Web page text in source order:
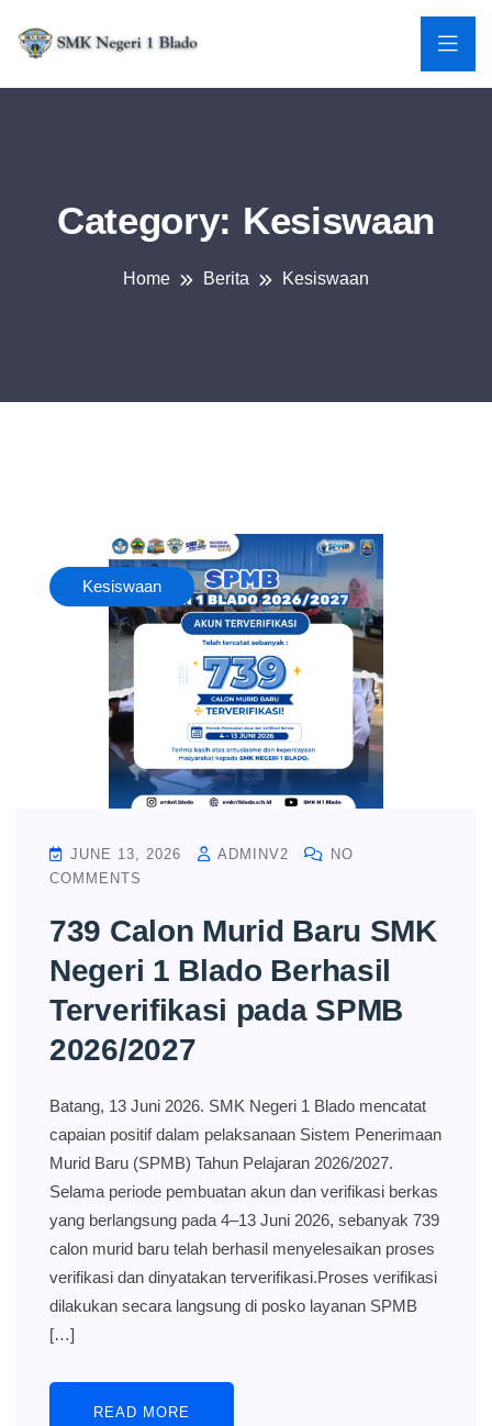
Category: Kesiswaan
Home Berita Kesiswaan
Kesiswaan
JUNE 13, 2026 ADMINV2
NO
COMMENTS
739 Calon Murid Baru SMK
Negeri 1 Blado Berhasil
Terverifikasi pada SPMB
2026/2027
Batang, 13 Juni 2026. SMK Negeri 1 Blado mencatat
capaian positif dalam pelaksanaan Sistem Penerimaan
Murid Baru (SPMB) Tahun Pelajaran 2026/2027.
Selama periode pembuatan akun dan verifikasi berkas
yang berlangsung pada 4–13 Juni 2026, sebanyak 739
calon murid baru telah berhasil menyelesaikan proses
verifikasi dan dinyatakan terverifikasi.Proses verifikasi
dilakukan secara langsung di posko layanan SPMB
[…]
READ MORE